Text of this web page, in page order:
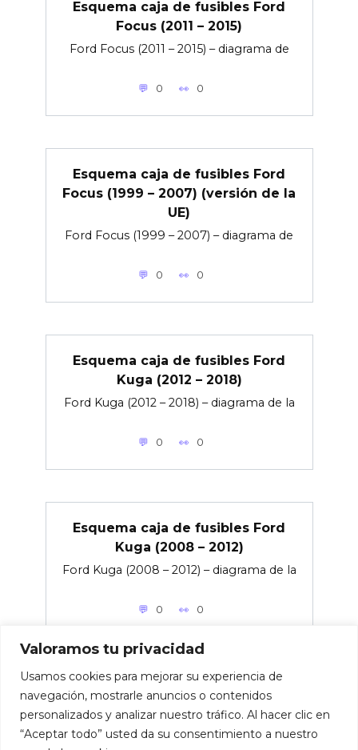
Valoramos tu privacidad
Usamos cookies para mejorar su experiencia de
navegación, mostrarle anuncios o contenidos
personalizados y analizar nuestro tráfico. Al hacer clic en
“Aceptar todo” usted da su consentimiento a nuestro
Esquema caja de fusibles Ford
Focus (2011 – 2015)
Ford Focus (2011 – 2015) – diagrama de
0 0
Esquema caja de fusibles Ford
Focus (1999 – 2007) (versión de la
UE)
Ford Focus (1999 – 2007) – diagrama de
0 0
Esquema caja de fusibles Ford
Kuga (2012 – 2018)
Ford Kuga (2012 – 2018) – diagrama de la
0 0
Esquema caja de fusibles Ford
Kuga (2008 – 2012)
Ford Kuga (2008 – 2012) – diagrama de la
0 0
© 2026 Caja de fusibles para coches.